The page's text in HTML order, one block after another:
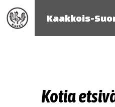
Kotia